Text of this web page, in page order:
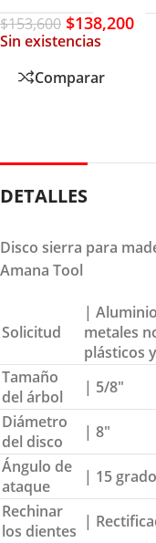
$153,600 $138,200
Sin existencias
Comparar
DETALLES
Disco sierra para
Amana Tool
Solicitud
|
metales
plásticos
Tamaño
del árbol
| 5/8″
Diámetro
del disco
| 8″
Ángulo de
ataque
| 15
Rechinar
los dientes |